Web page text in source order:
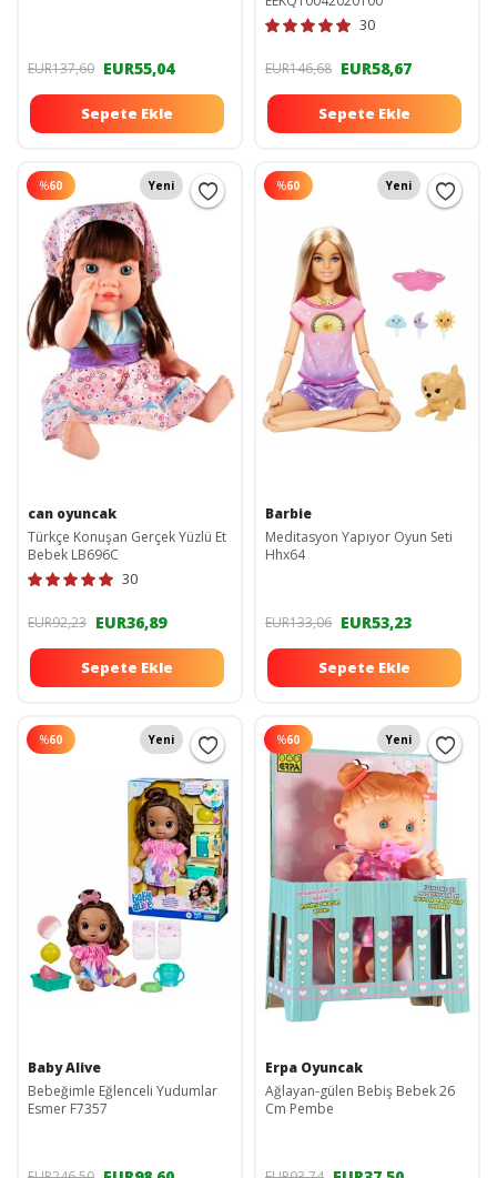
EUR137,60 EUR55,04
Sepete Ekle
30
EUR146,68 EUR58,67
Sepete Ekle
%60 Yeni
can oyuncak
Türkçe Konuşan Gerçek Yüzlü Et
Bebek LB696C
30
EUR92,23 EUR36,89
Sepete Ekle
%60 Yeni
Barbie
Meditasyon Yapıyor Oyun Seti
Hhx64
EUR133,06 EUR53,23
Sepete Ekle
%60 Yeni
Baby Alive
Bebeğimle Eğlenceli Yudumlar
Esmer F7357
%60 Yeni
Erpa Oyuncak
Ağlayan-gülen Bebiş Bebek 26
Cm Pembe